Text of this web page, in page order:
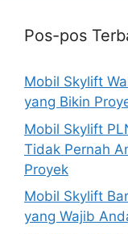
Pos-pos
Mobil Skylift
yang Bikin
Mobil Skylift
Tidak Pernah
Proyek
Mobil Skylift
yang Wajib